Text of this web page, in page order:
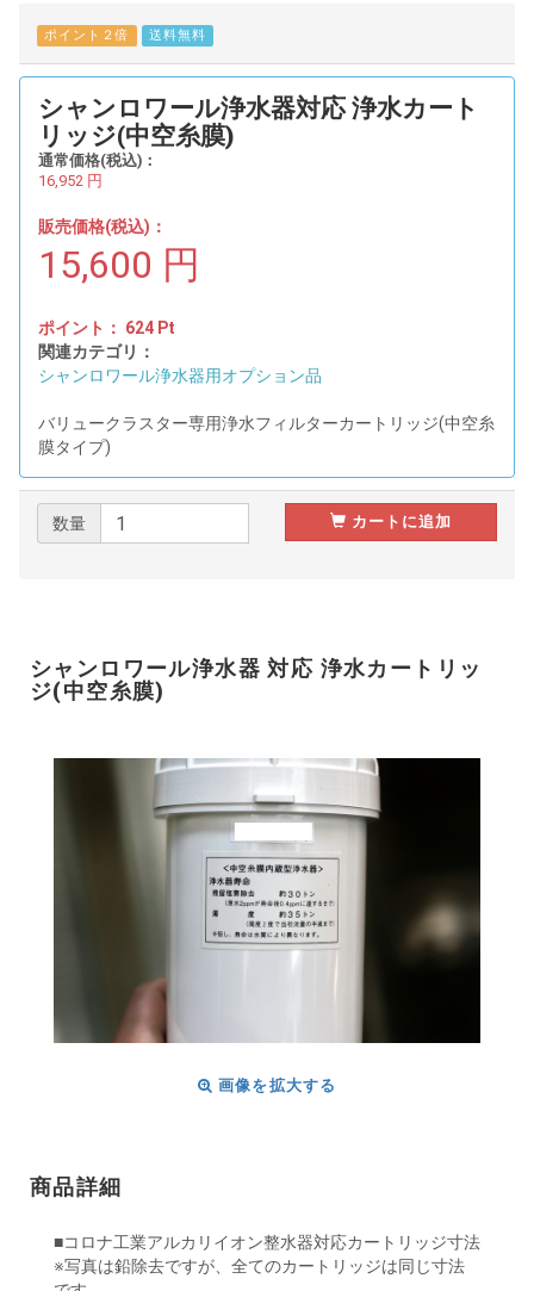
ポイント２倍 送料無料
シャンロワール浄水器対応 浄水カート
リッジ(中空糸膜)
通常価格(税込)：
16,952 円
販売価格(税込)：
15,600 円
ポイント： 624 Pt
関連カテゴリ：
シャンロワール浄水器用オプション品
バリュークラスター専用浄水フィルターカートリッジ(中空糸
膜タイプ)
数量 カートに追加
シャンロワール浄水器 対応 浄水カートリッ
ジ(中空糸膜)
画像を拡大する
商品詳細
■コロナ工業アルカリイオン整水器対応カートリッジ寸法
※写真は鉛除去ですが、全てのカートリッジは同じ寸法